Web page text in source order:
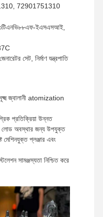
ইএমএস/টিএনটি/
72901751310
ইএসএসআই,
সেট, নির্মাণ যন্ত্রপাতি
জ্বালানী atomization
প্রতিক্রিয়া উন্নত
লোড অবস্থার জন্য উপযুক্ত
মেশিনযুক্ত প্লঞ্জার এবং
সামঞ্জস্যতা নিশ্চিত করে